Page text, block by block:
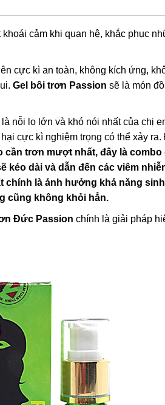
cảm khi quan hệ, khắc phục
cực kì an toàn, không kích ứng,
Gel bôi trơn Passion sẽ là món
nỗi lo lớn và khó nói nhất của chị
cực kì nghiệm trọng có thể xảy ra.
trơn mượt nhất, đây là combo
dài và dẫn đến các viêm
là ảnh hưởng khả năng
cũng không khỏi hẳn.
Đức Passion chính là giải pháp